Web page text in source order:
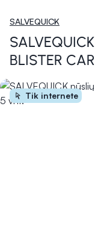
SALVEQUICK
BLISTER
Tik internete